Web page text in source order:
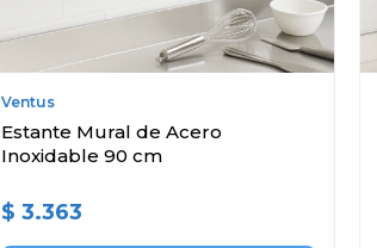
Ventus
Estante Mural de Acero
Inoxidable 90 cm
$ 3.363